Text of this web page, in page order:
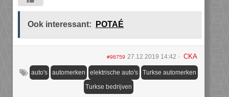
Ook interessant: POTAÉ
#98759 27.12.2019 14:42 CKA
auto's automerken elektrische auto's Turkse automerken
Turkse bedrijven